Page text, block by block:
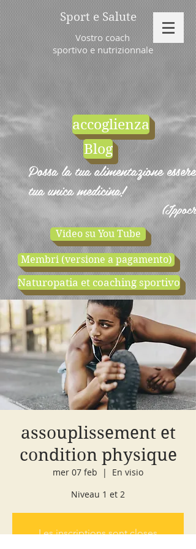
Sport e Salute
Vostro coach
sportivo e nutrizionnale
accoglienza
Blog
Possa la tua alimentazione essere
tua unica medicina!
Video su You Tube
Membri (versione a pagamento)
Naturopatia et coaching sportivo
cours d'essai negozio
assouplissement et
condition physique
mer 07 feb
  |
En visio
Niveau 1 et 2
Les inscriptions sont closes